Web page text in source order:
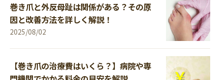
巻き爪と外反母趾は関係がある？その原
因と改善方法を詳しく解説！
2025/08/02
【巻き爪の治療費はいくら？】病院や専